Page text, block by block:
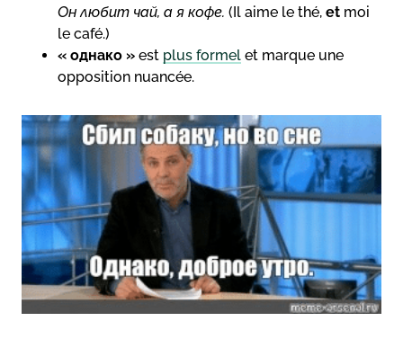
Он любит чай, а я кофе. (Il aime le thé, et moi
le café.)
« однако » est plus formel et marque une
opposition nuancée.